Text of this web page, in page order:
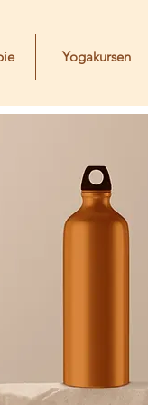
Yogakursen